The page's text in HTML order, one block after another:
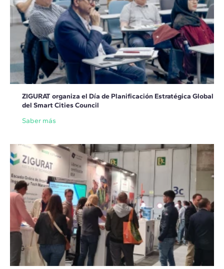
ZIGURAT organiza el Día de Planificación Estratégica Global
del Smart Cities Council
Saber más